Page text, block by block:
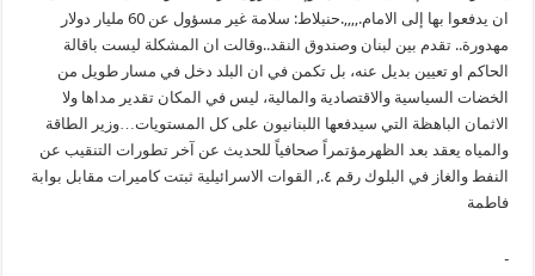
ان يدفعوا بها إلى الامام.,,,,.حنبلاط: سلامة غير مسؤول عن 60 مليار دولار
مهدورة.. تقدم بين لبنان وصندوق النقد..وقالت ان المشكلة ليست باقالة
الحاكم او تعيين بديل عنه، بل تكمن في ان البلد دخل في مسار طويل من
الخضات السياسية والاقتصادية والمالية، ليس في المكان تقدير مداها ولا
الاثمان الباهظة التي سيدفعها اللبنانيون على كل المستويات…وزير الطاقة
والمياه يعقد بعد الظهرمؤتمراً صحافياً للحديث عن آخر تطورات التنقيب عن
النفط والغاز في البلوك رقم ٤., القوات الاسرائيلية ثبتت كاميرات مقابل بوابة
فاطمة